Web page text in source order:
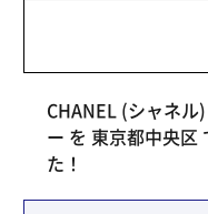
CHANEL (シャネ
ー を 東京都中央区
た！